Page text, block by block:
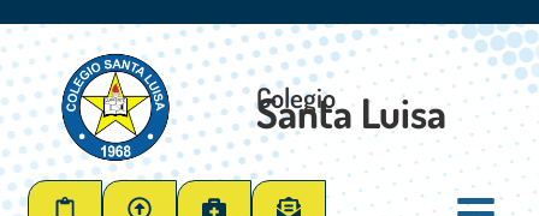
Colegio
Santa Luisa